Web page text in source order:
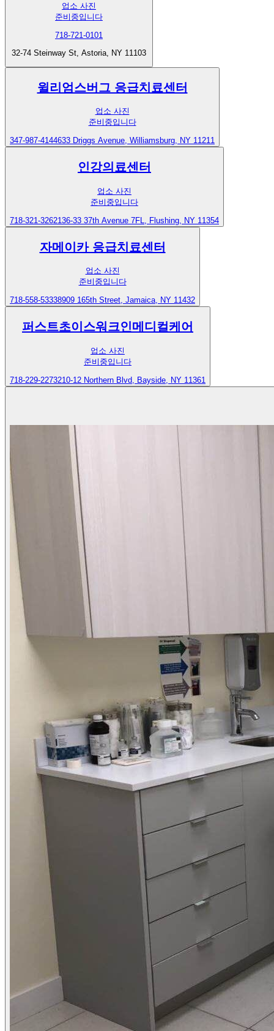
업소 사진
준비중입니다
718-721-0101
32-74 Steinway St, Astoria, NY 11103
윌리엄스버그 응급치료센터
업소 사진
준비중입니다
347-987-4144633 Driggs Avenue, Williamsburg, NY 11211
인강의료센터
업소 사진
준비중입니다
718-321-3262136-33 37th Avenue 7FL, Flushing, NY 11354
자메이카 응급치료센터
업소 사진
준비중입니다
718-558-53338909 165th Street, Jamaica, NY 11432
퍼스트초이스워크인메디컬케어
업소 사진
준비중입니다
718-229-2273210-12 Northern Blvd, Bayside, NY 11361